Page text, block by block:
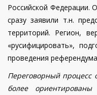
Российской Федерации.
сразу заявили т.н.
территорий. Регион,
«русифицировать»,
проведения
Переговорный процесс
более